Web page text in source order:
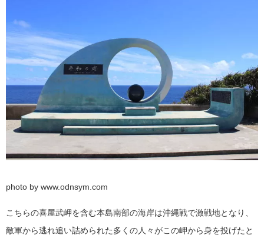
photo by www.odnsym.com
こちらの喜屋武岬を含む本島南部の海岸は沖縄戦で激戦地となり、
敵軍から逃れ追い詰められた多くの人々がこの岬から身を投げたと